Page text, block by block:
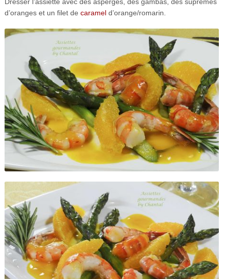
d’oranges et un filet de carameld’orange/romarin.